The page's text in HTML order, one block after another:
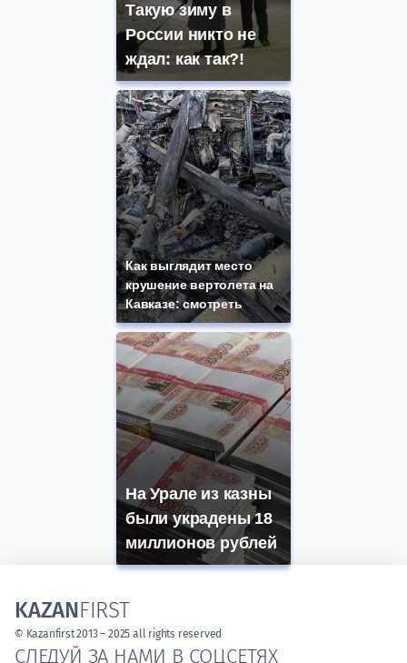
Такую зиму в
России никто не
ждал: как так?!
Как выглядит место
крушение вертолета на
Кавказе: смотреть
На Урале из казны
были украдены 18
миллионов рублей
СЛЕДУЙ ЗА НАМИ В СОЦСЕТЯХ
KAZANFIRST
© Kazanfirst 2013 – 2025 all rights reserved